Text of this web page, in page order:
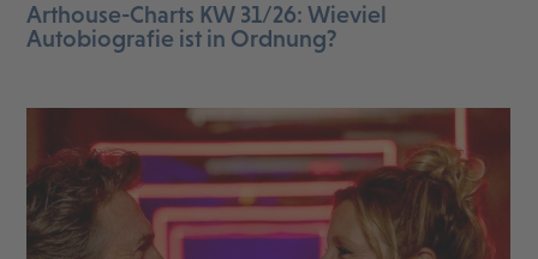
Arthouse-Charts KW 31/26: Wieviel
Autobiografie ist in Ordnung?